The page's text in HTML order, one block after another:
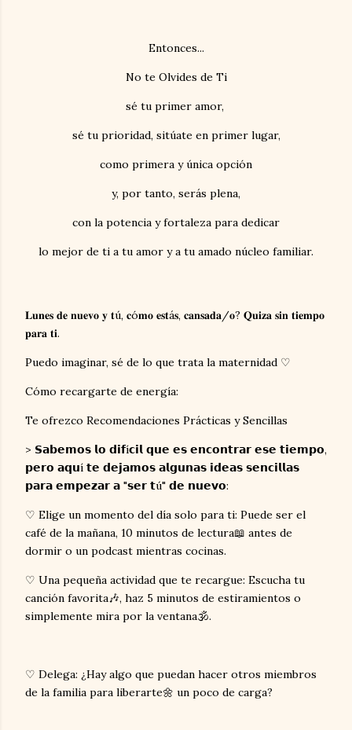
Entonces...
No te Olvides de Ti
sé tu primer amor,
sé tu prioridad, sitúate en primer lugar,
como primera y única opción
y, por tanto, serás plena,
con la potencia y fortaleza para dedicar
lo mejor de ti a tu amor y a tu amado núcleo familiar.
𝐋𝐮𝐧𝐞𝐬 𝐝𝐞 𝐧𝐮𝐞𝐯𝐨 𝐲 𝐭ú, 𝐜ó𝐦𝐨 𝐞𝐬𝐭á𝐬, 𝐜𝐚𝐧𝐬𝐚𝐝𝐚/𝐨? 𝐐𝐮𝐢𝐳𝐚 𝐬𝐢𝐧 𝐭𝐢𝐞𝐦𝐩𝐨
𝐩𝐚𝐫𝐚 𝐭𝐢.
Puedo imaginar, sé de lo que trata la maternidad ♡
Cómo recargarte de energía:
Te ofrezco Recomendaciones Prácticas y Sencillas
> 𝗦𝗮𝗯𝗲𝗺𝗼𝘀 𝗹𝗼 𝗱𝗶𝗳í𝗰𝗶𝗹 𝗾𝘂𝗲 𝗲𝘀 𝗲𝗻𝗰𝗼𝗻𝘁𝗿𝗮𝗿 𝗲𝘀𝗲 𝘁𝗶𝗲𝗺𝗽𝗼,
𝗽𝗲𝗿𝗼 𝗮𝗾𝘂í 𝘁𝗲 𝗱𝗲𝗷𝗮𝗺𝗼𝘀 𝗮𝗹𝗴𝘂𝗻𝗮𝘀 𝗶𝗱𝗲𝗮𝘀 𝘀𝗲𝗻𝗰𝗶𝗹𝗹𝗮𝘀
𝗽𝗮𝗿𝗮 𝗲𝗺𝗽𝗲𝘇𝗮𝗿 𝗮 "𝘀𝗲𝗿 𝘁ú" 𝗱𝗲 𝗻𝘂𝗲𝘃𝗼:
♡ Elige un momento del día solo para ti: Puede ser el
café de la mañana, 10 minutos de lectura📖 antes de
dormir o un podcast mientras cocinas.
♡ Una pequeña actividad que te recargue: Escucha tu
canción favorita🎶, haz 5 minutos de estiramientos o
simplemente mira por la ventana🕉.
♡ Delega: ¿Hay algo que puedan hacer otros miembros
de la familia para liberarte🌼 un poco de carga?